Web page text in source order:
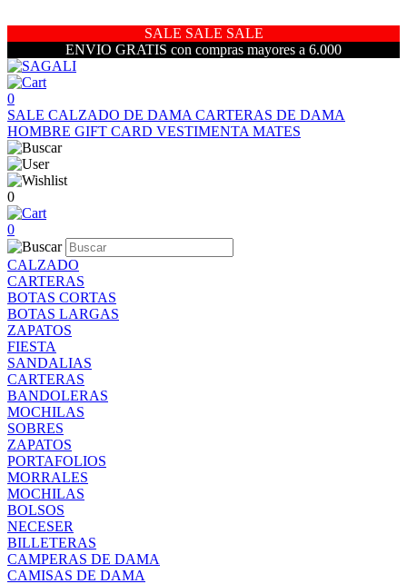
SALE SALE SALE
ENVIO GRATIS con compras mayores a 6.000
0
SALE CALZADO DE DAMA CARTERAS DE DAMA
HOMBRE GIFT CARD VESTIMENTA MATES
0
0
CALZADO
CARTERAS
BOTAS CORTAS
BOTAS LARGAS
ZAPATOS
FIESTA
SANDALIAS
CARTERAS
BANDOLERAS
MOCHILAS
SOBRES
ZAPATOS
PORTAFOLIOS
MORRALES
MOCHILAS
BOLSOS
NECESER
BILLETERAS
CAMPERAS DE DAMA
CAMISAS DE DAMA